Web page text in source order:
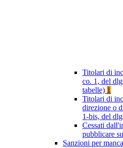
Titolari di
co. 1, del
tabelle) 1
Titolari di
direzione o
1-bis, del
Cessati
pubblicare
Sanzioni per